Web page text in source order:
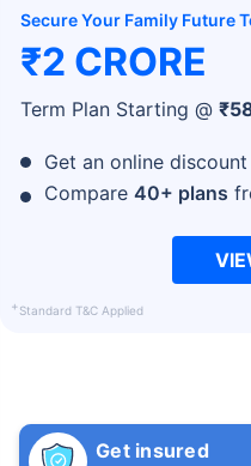
Secure Your Family Future
₹2 CRORE
Term Plan Starting @ ₹
Get an online
Compare 40+ plans
+Standard T&C Applied
Get insured